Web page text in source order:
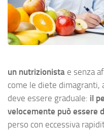
un nutrizionista e senza
come le diete dimagranti,
deve essere graduale: il
velocemente può essere
perso con eccessiva